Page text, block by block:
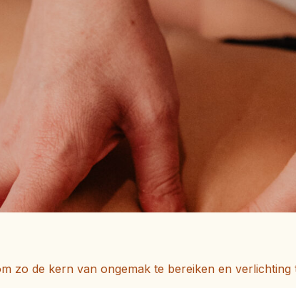
zo de kern van ongemak te bereiken en verlichting